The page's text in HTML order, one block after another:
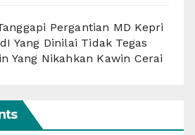
Pergantian MD Kepri
Yang Dinilai Tidak Tegas
Yang Nikahkan Kawin Cerai